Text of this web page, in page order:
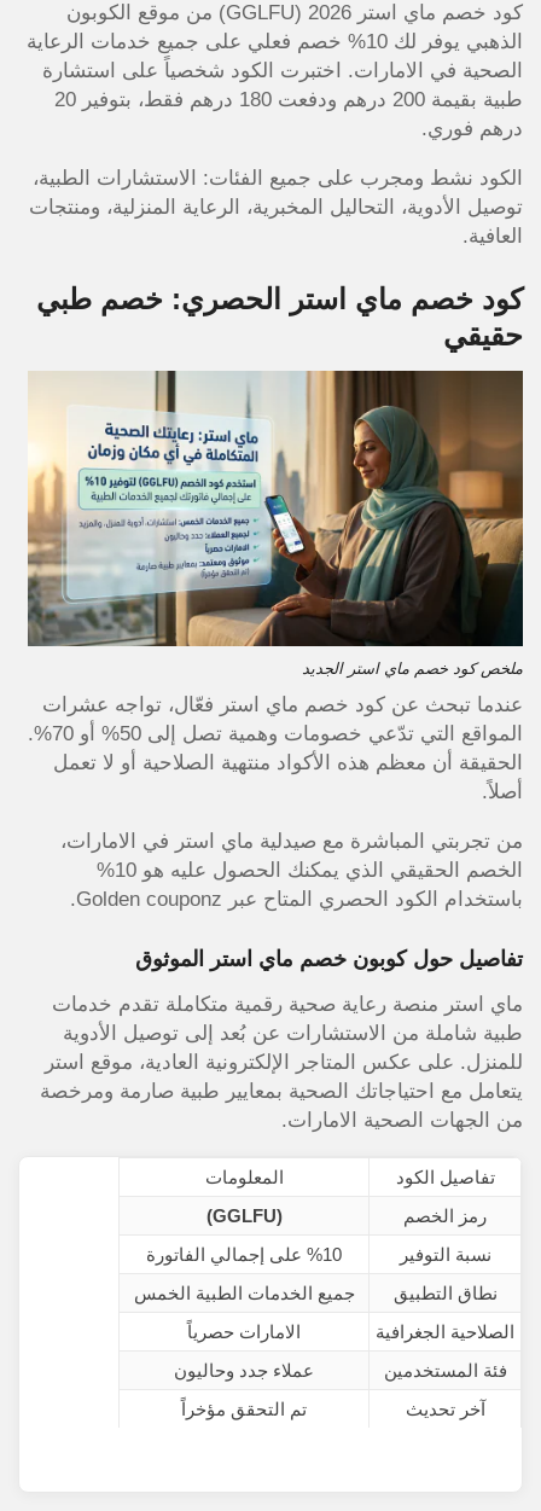
كود خصم ماي استر 2026 (GGLFU) من موقع الكوبون
الذهبي يوفر لك 10% خصم فعلي على جميع خدمات الرعاية
الصحية في الامارات. اختبرت الكود شخصياً على استشارة
طبية بقيمة 200 درهم ودفعت 180 درهم فقط، بتوفير 20
درهم فوري.
الكود نشط ومجرب على جميع الفئات: الاستشارات الطبية،
توصيل الأدوية، التحاليل المخبرية، الرعاية المنزلية، ومنتجات
العافية.
كود خصم ماي استر الحصري: خصم طبي
حقيقي
ملخص كود خصم ماي استر الجديد
عندما تبحث عن كود خصم ماي استر فعّال، تواجه عشرات
المواقع التي تدّعي خصومات وهمية تصل إلى 50% أو 70%.
الحقيقة أن معظم هذه الأكواد منتهية الصلاحية أو لا تعمل
أصلاً.
من تجربتي المباشرة مع صيدلية ماي استر في الامارات،
الخصم الحقيقي الذي يمكنك الحصول عليه هو 10%
باستخدام الكود الحصري المتاح عبر Golden couponz.
تفاصيل حول كوبون خصم ماي استر الموثوق
ماي استر منصة رعاية صحية رقمية متكاملة تقدم خدمات
طبية شاملة من الاستشارات عن بُعد إلى توصيل الأدوية
للمنزل. على عكس المتاجر الإلكترونية العادية، موقع استر
يتعامل مع احتياجاتك الصحية بمعايير طبية صارمة ومرخصة
من الجهات الصحية الامارات.
تفاصيل الكود
المعلومات
رمز الخصم
(GGLFU)
نسبة التوفير
%10 على إجمالي الفاتورة
نطاق التطبيق
جميع الخدمات الطبية الخمس
الصلاحية الجغرافية
الامارات حصرياً
فئة المستخدمين
عملاء جدد وحاليون
آخر تحديث
تم التحقق مؤخراً